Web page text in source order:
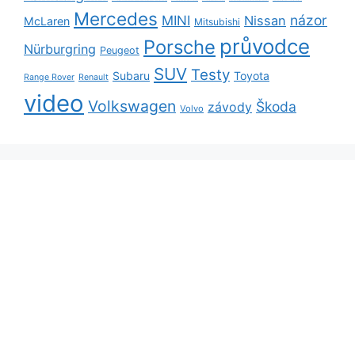
McLaren Mercedes MINI Mitsubishi Nissan názor
Nürburgring Peugeot Porsche průvodce
Range Rover Renault Subaru SUV Testy Toyota
video Volkswagen Volvo závody Škoda